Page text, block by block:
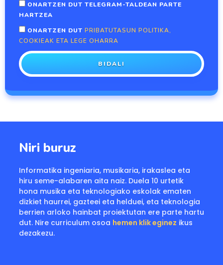
ONARTZEN DUT TELEGRAM-TALDEAN PARTE
HARTZEA
ONARTZEN DUT PRIBATUTASUN POLITIKA,
COOKIEAK ETA LEGE OHARRA
BIDALI
Niri buruz
Informatika ingeniaria, musikaria, irakaslea eta
hiru seme-alabaren aita naiz. Duela 10 urtetik
hona musika eta teknologiako eskolak ematen
dizkiet haurrei, gazteei eta helduei, eta teknologia
berrien arloko hainbat proiektutan ere parte hartu
dut. Nire curriculum osoa hemen klik eginez ikus
dezakezu.